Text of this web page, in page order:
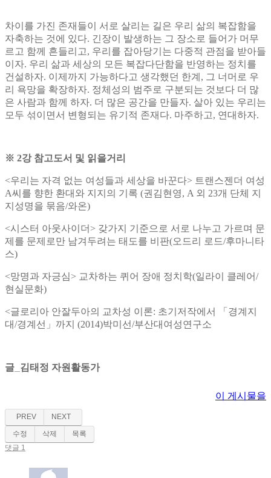
차이를 가진 존재들이 서로 살리는 길은 우리 삶의 복잡함을
자축하는 것에 있다. 긴장이 발생하는 그 장소로 들어가 머무
르고 함께 흔들리고, 우리를 잡아당기는 다중적 관점을 받아들
이자. 우리 삶과 세상의 모든 복잡다단함을 반영하는 정치를
건설하자. 이제까지 가능하다고 생각했던 한계 , 그 너머로 우
리 욕망을 확장하자. 정체성의 범주로 구분되는 것보다 더 많
은 사람과 함께 하자. 더 많은 공간을 만들자. 살아 있는 우리는
모두 섞이면서 변형되는 유기적 존재다. 마주하고, 연대하자.
※ 2강 참고도서 및 읽을거리
<우리는 자격 없는 여성들과 세상을 바꾼다> 트랜스젠더 여성
A씨를 향한 환대와 지지의 기록 (권김현영, A 외 23개 단체 지
지성명을 묶음/와온)
<시스터 아웃사이더 > 갖가지 기준으로 서로 나누고 가르며 문
제를 문제로만 남겨두려는 태도를 비판(오드리 로드/후마니타
스)
<망명과 자긍심> 교차하는 퀴어 장애 정치학(일라이 클레어/
현실문화)
<글로리아 안잘두아의 교차성 이론: 초기저작에서 「 경계지
대/경계선 」 까지 (2014)박미선/부산대여성연구소
글_김태정 자원활동가
이 게시물을
PREV
NEXT
수정
삭제
목록
댓글 1